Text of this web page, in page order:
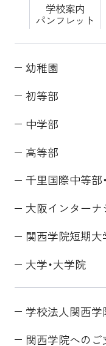
学校案内
パンフレット
幼稚園
初等部
中学部
高等部
千里国際中等部
大阪インター
関西学院短期大
大学・大学院
学校法人関西学
関西学院への